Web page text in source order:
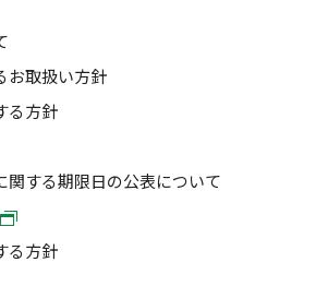
お取扱い方針
る方針
関する期限日の公表について
る方針